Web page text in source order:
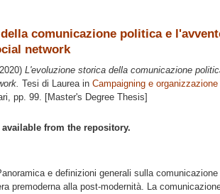
comunicazione politica e
network
L'evoluzione storica della comunicazione
Tesi di Laurea in Campaigning e
, pp. 99. [Master's Degree Thesis]
from the repository.
e definizioni generali sulla
premoderna alla post-modernità. La